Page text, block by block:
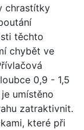
chrastítky
těchto
chybět ve
0,9 - 1,5
umístěno
zatraktivnit.
které při